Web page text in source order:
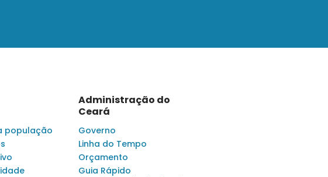
população
Administração do
Ceará
Governo
Linha do Tempo
Orçamento
Guia Rápido